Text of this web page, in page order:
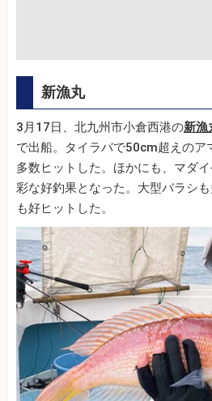
新漁丸
3月17日、北九州市小倉西港の新漁
で出船。タイラバで50cm超えのア
多数ヒットした。ほかにも、マダ
彩な好釣果となった。大型バラシ
も好ヒットした。